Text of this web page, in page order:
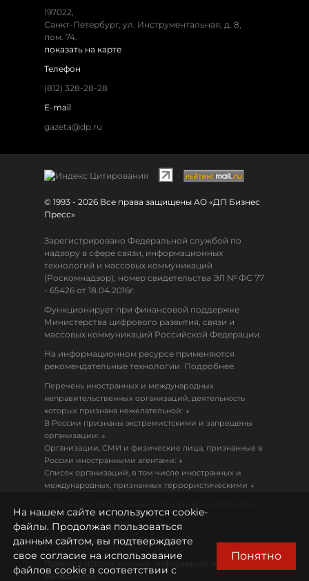
197022,
Санкт-Петербург, ул. Инструментальная, д. 8,
пом. 74.
показать на карте
Телефон
(812) 328-28-28
E-mail
gazeta@dp.ru
© 1993 - 2026 Все права защищены АО «ДП Бизнес
Пресс»
Зарегистрировано Федеральной службой по
надзору в сфере связи, информационных
технологий и массовых коммуникаций
(Роскомнадзор), номер свидетельства ЭЛ № ФС 77
- 65426 от 18.04.2016г.
Функционирует при финансовой поддержке
Министерства цифрового развития, связи и
массовых коммуникаций Российской Федерации.
На информационном ресурсе применяются
рекомендательные технологии. Подробнее.
Перечень иностранных и международных
неправительственных организаций, деятельность
которых признана нежелательной: ↓
В России признаны экстремистскими и запрещены
организации: ↓
Организации, СМИ и физические лица, признанные в
России иностранными агентами: ↓
Список организаций, в том числе иностранных и
международных, признанных террористическими ↓
18+
Политика конфиденциальности
Правила использования информационных
материалов
На нашем сайте используются cookie-
файлы. Продолжая пользоваться
данным сайтом, вы подтверждаете
свое согласие на использование
файлов cookie в соответствии с
Понятно